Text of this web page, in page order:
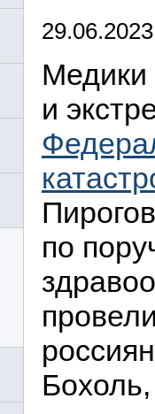
29.06.2023
Медики
и
по